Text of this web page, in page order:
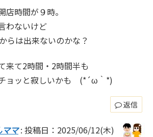
時間が９時。
わないけど
らは出来ないのかな？
来て2時間・2時間半も
ョッと寂しいかも (*´ω｀*)
返信
ママ: 投稿日：2025/06/12(木)